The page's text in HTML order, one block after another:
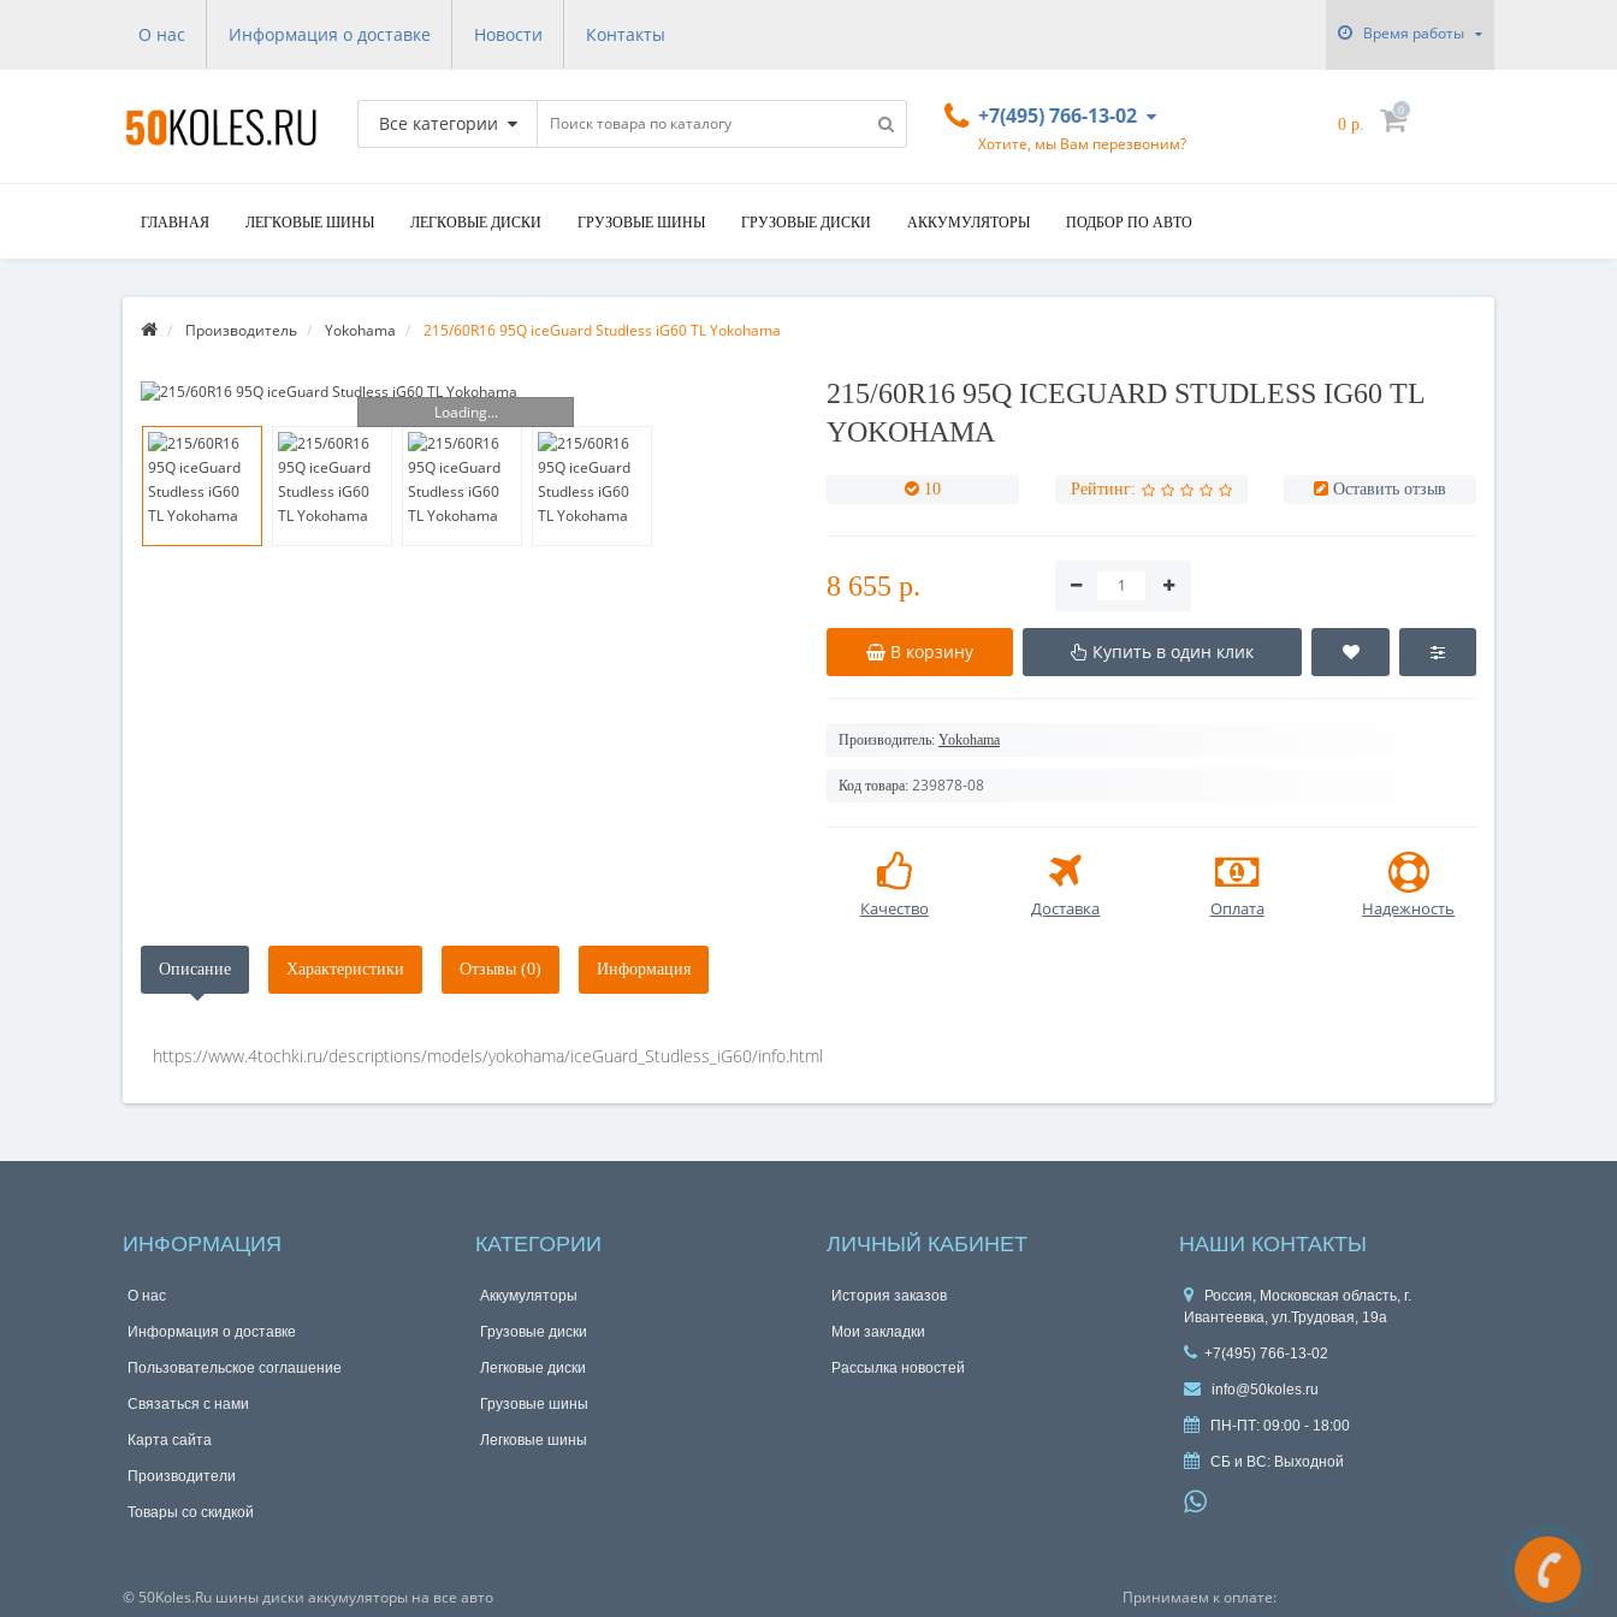
О нас Информация о доставке Новости Контакты Время работы
Все категории +7(495) 766-13-02
Хотите, мы Вам перезвоним?
0 р.
0
ГЛАВНАЯ ЛЕГКОВЫЕ ШИНЫ ЛЕГКОВЫЕ ДИСКИ ГРУЗОВЫЕ ШИНЫ ГРУЗОВЫЕ ДИСКИ АККУМУЛЯТОРЫ ПОДБОР ПО АВТО
Производитель Yokohama 215/60R16 95Q iceGuard Studless iG60 TL Yokohama
Loading...
215/60R16 95Q ICEGUARD STUDLESS IG60 TL
YOKOHAMA
10 Рейтинг: Оставить отзыв
8 655 р.
В корзину Купить в один клик
Производитель: Yokohama
Код товара: 239878-08
Качество Доставка Оплата Надежность
Описание Характеристики Отзывы (0) Информация
https://www.4tochki.ru/descriptions/models/yokohama/iceGuard_Studless_iG60/info.html
ИНФОРМАЦИЯ
О нас
Информация о доставке
Пользовательское соглашение
Связаться с нами
Карта сайта
Производители
Товары со скидкой
КАТЕГОРИИ
Аккумуляторы
Грузовые диски
Легковые диски
Грузовые шины
Легковые шины
ЛИЧНЫЙ КАБИНЕТ
История заказов
Мои закладки
Рассылка новостей
НАШИ КОНТАКТЫ
Россия, Московская область, г.
Ивантеевка, ул.Трудовая, 19а
+7(495) 766-13-02
info@50koles.ru
ПН-ПТ: 09:00 - 18:00
СБ и ВС: Выходной
© 50Koles.Ru шины диски аккумуляторы на все авто Принимаем к оплате: